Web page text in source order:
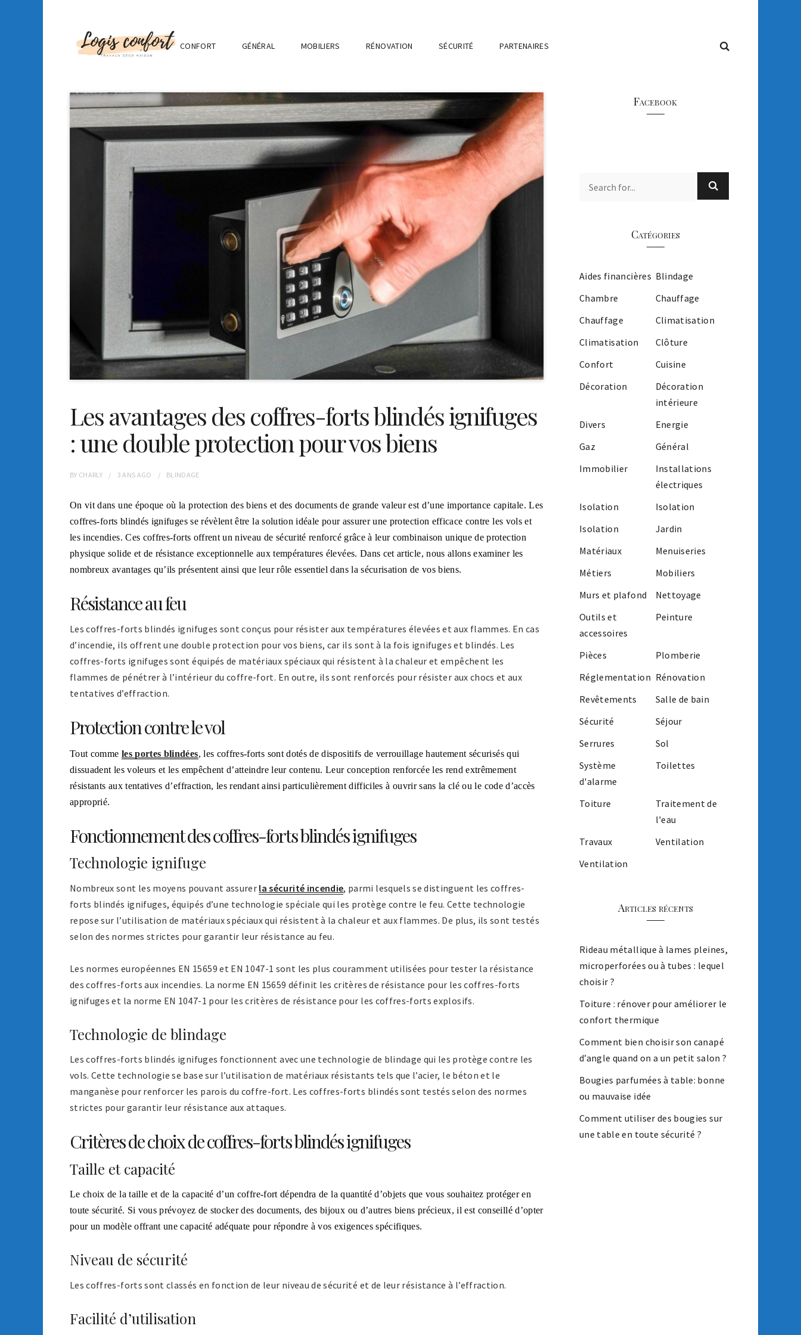
CONFORT GÉNÉRAL MOBILIERS RÉNOVATION SÉCURITÉ PARTENAIRES
Les avantages des coffres-forts blindés ignifuges
: une double protection pour vos biens
BY CHARLY 3 ANS AGO BLINDAGE
On vit dans une époque où la protection des biens et des documents de grande valeur est d’une importance capitale. Les
coffres-forts blindés ignifuges se révèlent être la solution idéale pour assurer une protection efficace contre les vols et
les incendies. Ces coffres-forts offrent un niveau de sécurité renforcé grâce à leur combinaison unique de protection
physique solide et de résistance exceptionnelle aux températures élevées. Dans cet article, nous allons examiner les
nombreux avantages qu’ils présentent ainsi que leur rôle essentiel dans la sécurisation de vos biens.
Résistance au feu
Les coffres-forts blindés ignifuges sont conçus pour résister aux températures élevées et aux flammes. En cas
d’incendie, ils offrent une double protection pour vos biens, car ils sont à la fois ignifuges et blindés. Les
coffres-forts ignifuges sont équipés de matériaux spéciaux qui résistent à la chaleur et empêchent les
flammes de pénétrer à l’intérieur du coffre-fort. En outre, ils sont renforcés pour résister aux chocs et aux
tentatives d’effraction.
Protection contre le vol
Tout comme les portes blindées, les coffres-forts sont dotés de dispositifs de verrouillage hautement sécurisés qui
dissuadent les voleurs et les empêchent d’atteindre leur contenu. Leur conception renforcée les rend extrêmement
résistants aux tentatives d’effraction, les rendant ainsi particulièrement difficiles à ouvrir sans la clé ou le code d’accès
approprié.
Fonctionnement des coffres-forts blindés ignifuges
Technologie ignifuge
Nombreux sont les moyens pouvant assurer la sécurité incendie, parmi lesquels se distinguent les coffres-
forts blindés ignifuges, équipés d’une technologie spéciale qui les protège contre le feu. Cette technologie
repose sur l’utilisation de matériaux spéciaux qui résistent à la chaleur et aux flammes. De plus, ils sont testés
selon des normes strictes pour garantir leur résistance au feu.
Les normes européennes EN 15659 et EN 1047-1 sont les plus couramment utilisées pour tester la résistance
des coffres-forts aux incendies. La norme EN 15659 définit les critères de résistance pour les coffres-forts
ignifuges et la norme EN 1047-1 pour les critères de résistance pour les coffres-forts explosifs.
Technologie de blindage
Les coffres-forts blindés ignifuges fonctionnent avec une technologie de blindage qui les protège contre les
vols. Cette technologie se base sur l’utilisation de matériaux résistants tels que l’acier, le béton et le
manganèse pour renforcer les parois du coffre-fort. Les coffres-forts blindés sont testés selon des normes
strictes pour garantir leur résistance aux attaques.
Critères de choix de coffres-forts blindés ignifuges
Taille et capacité
Le choix de la taille et de la capacité d’un coffre-fort dépendra de la quantité d’objets que vous souhaitez protéger en
toute sécurité. Si vous prévoyez de stocker des documents, des bijoux ou d’autres biens précieux, il est conseillé d’opter
pour un modèle offrant une capacité adéquate pour répondre à vos exigences spécifiques.
Niveau de sécurité
Les coffres-forts sont classés en fonction de leur niveau de sécurité et de leur résistance à l’effraction.
Facilité d’utilisation
Facebook
Catégories
Aides financières Blindage
Chambre
Chauffage
Chauffage
Climatisation
Climatisation
Clôture
Confort
Cuisine
Décoration
Décoration
intérieure
Divers
Energie
Gaz
Général
Immobilier
Installations
électriques
Isolation
Isolation
Isolation
Jardin
Matériaux
Menuiseries
Métiers
Mobiliers
Murs et plafond
Nettoyage
Outils et
accessoires
Peinture
Pièces
Plomberie
Réglementation Rénovation
Revêtements
Salle de bain
Sécurité
Séjour
Serrures
Sol
Système
d'alarme
Toilettes
Toiture
Traitement de
l'eau
Travaux
Ventilation
Ventilation
Articles récents
Rideau métallique à lames pleines,
microperforées ou à tubes : lequel
choisir ?
Toiture : rénover pour améliorer le
confort thermique
Comment bien choisir son canapé
d’angle quand on a un petit salon ?
Bougies parfumées à table: bonne
ou mauvaise idée
Comment utiliser des bougies sur
une table en toute sécurité ?